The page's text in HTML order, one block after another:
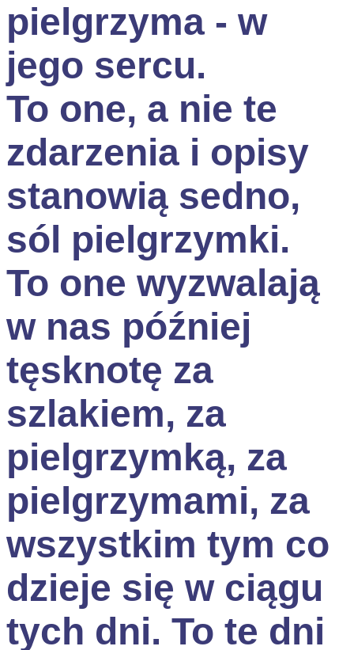
pielgrzyma - w
jego sercu.
To one, a nie te
zdarzenia i opisy
stanowią sedno,
sól pielgrzymki.
To one wyzwalają
w nas później
tęsknotę za
szlakiem, za
pielgrzymką, za
pielgrzymami, za
wszystkim tym co
dzieje się w ciągu
tych dni. To te dni